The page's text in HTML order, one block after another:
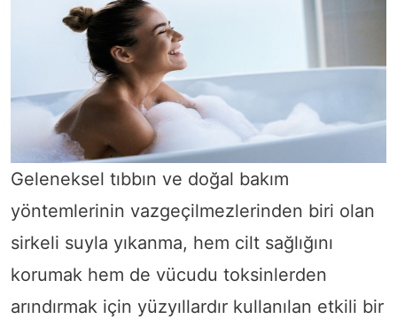
Geleneksel tıbbın ve doğal bakım
yöntemlerinin vazgeçilmezlerinden biri olan
sirkeli suyla yıkanma, hem cilt sağlığını
korumak hem de vücudu toksinlerden
arındırmak için yüzyıllardır kullanılan etkili bir